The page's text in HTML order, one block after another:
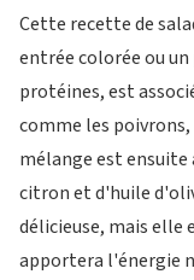
Cette recette de
entrée colorée ou
protéines, est
comme les
mélange est
citron et d'huile
délicieuse, mais
apportera l'énergie